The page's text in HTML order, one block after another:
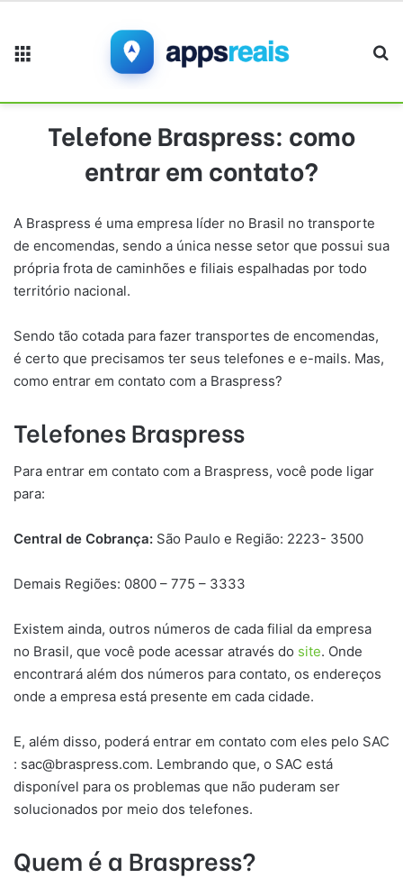
Telefone Braspress: como
entrar em contato?
A Braspress é uma empresa líder no Brasil no transporte
de encomendas, sendo a única nesse setor que possui sua
própria frota de caminhões e filiais espalhadas por todo
território nacional.
Sendo tão cotada para fazer transportes de encomendas,
é certo que precisamos ter seus telefones e e-mails. Mas,
como entrar em contato com a Braspress?
Telefones Braspress
Para entrar em contato com a Braspress, você pode ligar
para:
Central de Cobrança: São Paulo e Região: 2223- 3500
Demais Regiões: 0800 – 775 – 3333
Existem ainda, outros números de cada filial da empresa
no Brasil, que você pode acessar através do site. Onde
encontrará além dos números para contato, os endereços
onde a empresa está presente em cada cidade.
E, além disso, poderá entrar em contato com eles pelo SAC
: sac@braspress.com. Lembrando que, o SAC está
disponível para os problemas que não puderam ser
solucionados por meio dos telefones.
Quem é a Braspress?